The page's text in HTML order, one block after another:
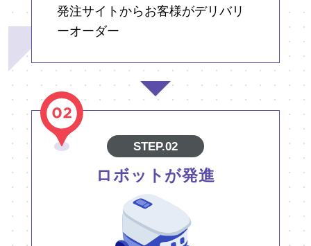
発注サイトからお客様がデリバリ
ーオーダー
STEP.02
ロボットが発進